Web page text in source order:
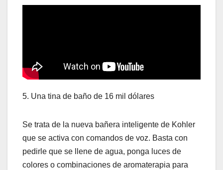
5. Una tina de baño de 16 mil dólares
Se trata de la nueva bañera inteligente de Kohler
que se activa con comandos de voz. Basta con
pedirle que se llene de agua, ponga luces de
colores o combinaciones de aromaterapia para